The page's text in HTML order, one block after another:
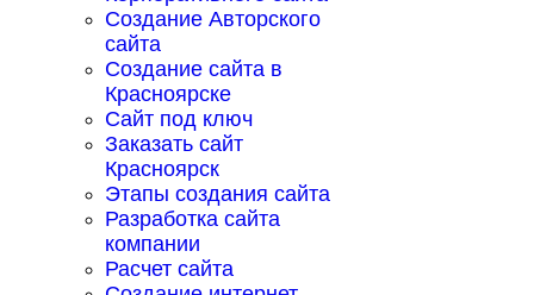
Создание Авторского
сайта
Создание сайта в
Красноярске
Сайт под ключ
Заказать сайт
Красноярск
Этапы создания сайта
Разработка сайта
компании
Расчет сайта